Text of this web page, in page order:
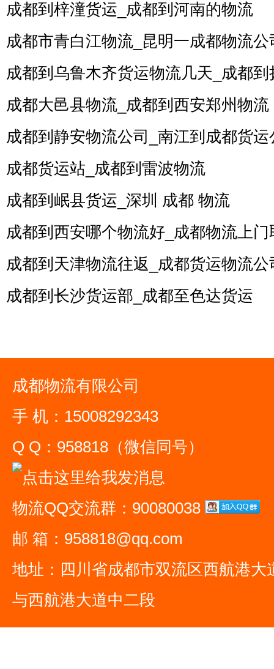
成都到梓潼货运_成都到河南的物流
成都市青白江物流_昆明一成都物流公
成都到乌鲁木齐货运物流几天_成都
成都大邑县物流_成都到西安郑州物流
成都到静安物流公司_南江到成都货运
成都货运站_成都到雷波物流
成都到岷县货运_深圳 成都 物流
成都到西安哪个物流好_成都物流上门
成都到天津物流往返_成都货运物流
成都到长沙货运部_成都至色达货运
成都物流有限公司
手 机：15008292343
Q Q：958818（微信同号）
物流QQ交流群：90080038
邮 箱：958818@qq.com
地址：四川省成都市双流区西航港大
与西航港大道中二段